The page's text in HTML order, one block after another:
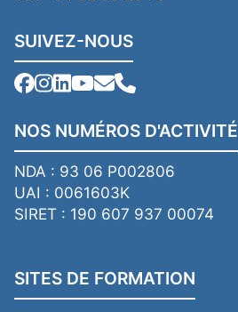
SUIVEZ-NOUS
NOS NUMÉROS D'ACTIVITÉ
NDA : 93 06 P002806
UAI : 0061603K
SIRET : 190 607 937 00074
SITES DE FORMATION